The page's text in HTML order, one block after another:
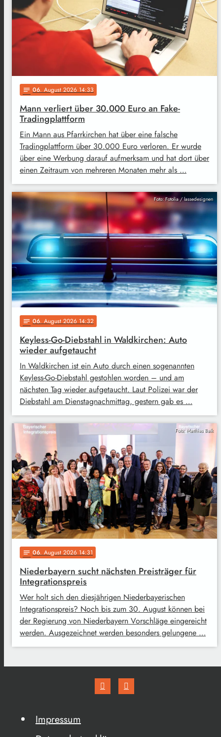
notes 06. August 2026 14:33
Mann verliert über 30.000 Euro an Fake-
Tradingplattform
Ein Mann aus Pfarrkirchen hat über eine falsche
Tradingplattform über 30.000 Euro verloren. Er wurde
über eine Werbung darauf aufmerksam und hat dort über
einen Zeitraum von mehreren Monaten mehr als …
Foto: Fotolia / lassedesignen
notes 06. August 2026 14:32
Keyless-Go-Diebstahl in Waldkirchen: Auto
wieder aufgetaucht
In Waldkirchen ist ein Auto durch einen sogenannten
Keyless-Go-Diebstahl gestohlen worden – und am
nächsten Tag wieder aufgetaucht. Laut Polizei war der
Diebstahl am Dienstagnachmittag, gestern gab es …
Foto: Matthias Balk
notes 06. August 2026 14:31
Niederbayern sucht nächsten Preisträger für
Integrationspreis
Wer holt sich den diesjährigen Niederbayerischen
Integrationspreis? Noch bis zum 30. August können bei
der Regierung von Niederbayern Vorschläge eingereicht
werden. Ausgezeichnet werden besonders gelungene …
Impressum